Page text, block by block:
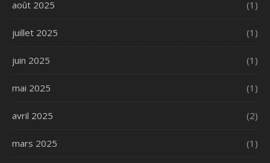
août 2025 (1)
juillet 2025 (1)
juin 2025 (1)
mai 2025 (1)
avril 2025 (2)
mars 2025 (1)